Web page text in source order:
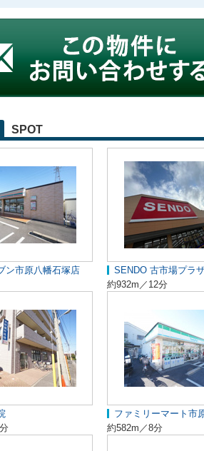
SPOT
ン市原八幡石塚店
SENDO 古市場プラ
約932m／12分
ファミリーマート市
約582m／8分